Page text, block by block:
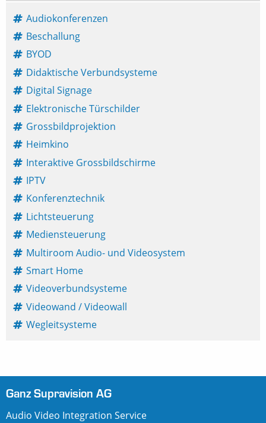
Audiokonferenzen
Beschallung
BYOD
Didaktische Verbundsysteme
Digital Signage
Elektronische Türschilder
Grossbildprojektion
Heimkino
Interaktive Grossbildschirme
IPTV
Konferenztechnik
Lichtsteuerung
Mediensteuerung
Multiroom Audio- und Videosystem
Smart Home
Videoverbundsysteme
Videowand / Videowall
Wegleitsysteme
Ganz Supravision AG
Audio Video Integration Service